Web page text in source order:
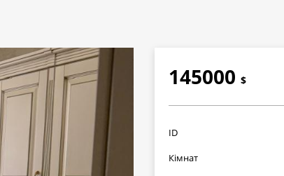
145000 $
4205000грн
ID
Кімнат